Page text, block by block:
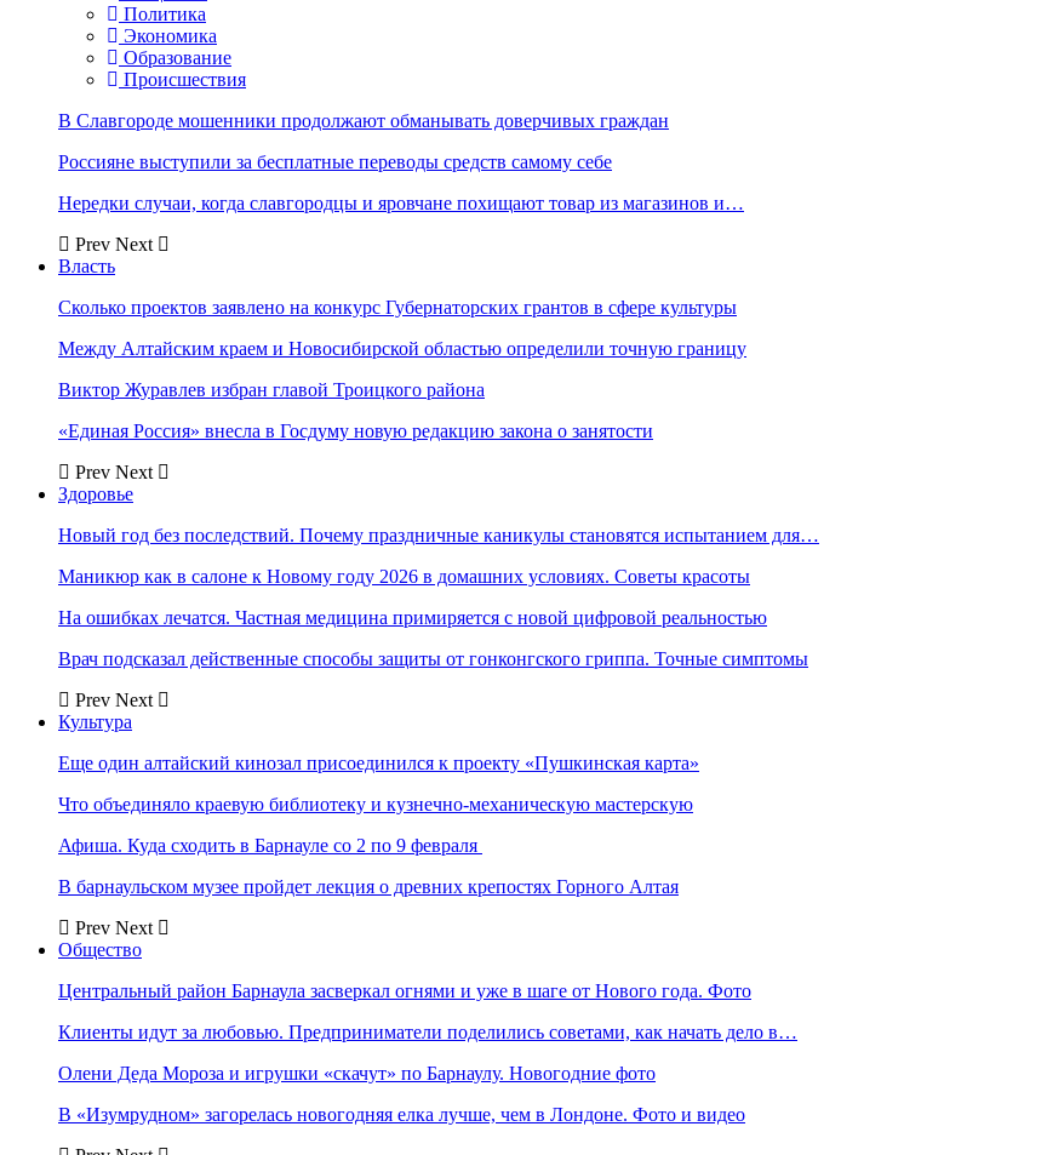
Политика
Экономика
Образование
Происшествия
В Славгороде мошенники продолжают обманывать доверчивых граждан
Россияне выступили за бесплатные переводы средств самому себе
Нередки случаи, когда славгородцы и яровчане похищают товар из магазинов и…
Prev Next
Власть
Сколько проектов заявлено на конкурс Губернаторских грантов в сфере культуры
Между Алтайским краем и Новосибирской областью определили точную границу
Виктор Журавлев избран главой Троицкого района
«Единая Россия» внесла в Госдуму новую редакцию закона о занятости
Prev Next
Здоровье
Новый год без последствий. Почему праздничные каникулы становятся испытанием для…
Маникюр как в салоне к Новому году 2026 в домашних условиях. Советы красоты
На ошибках лечатся. Частная медицина примиряется с новой цифровой реальностью
Врач подсказал действенные способы защиты от гонконгского гриппа. Точные симптомы
Prev Next
Культура
Еще один алтайский кинозал присоединился к проекту «Пушкинская карта»
Что объединяло краевую библиотеку и кузнечно-механическую мастерскую
Афиша. Куда сходить в Барнауле со 2 по 9 февраля
В барнаульском музее пройдет лекция о древних крепостях Горного Алтая
Prev Next
Общество
Центральный район Барнаула засверкал огнями и уже в шаге от Нового года. Фото
Клиенты идут за любовью. Предприниматели поделились советами, как начать дело в…
Олени Деда Мороза и игрушки «скачут» по Барнаулу. Новогодние фото
В «Изумрудном» загорелась новогодняя елка лучше, чем в Лондоне. Фото и видео